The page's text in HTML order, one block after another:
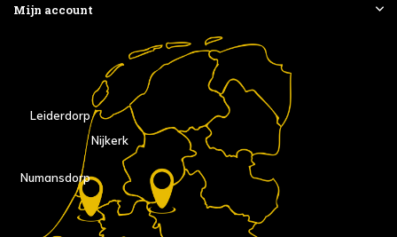
Mijn account
Nijkerk
Numansdorp
Leiderdorp